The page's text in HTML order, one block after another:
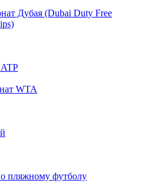
Дубая (Dubai Duty Free
WTA
пляжному футболу